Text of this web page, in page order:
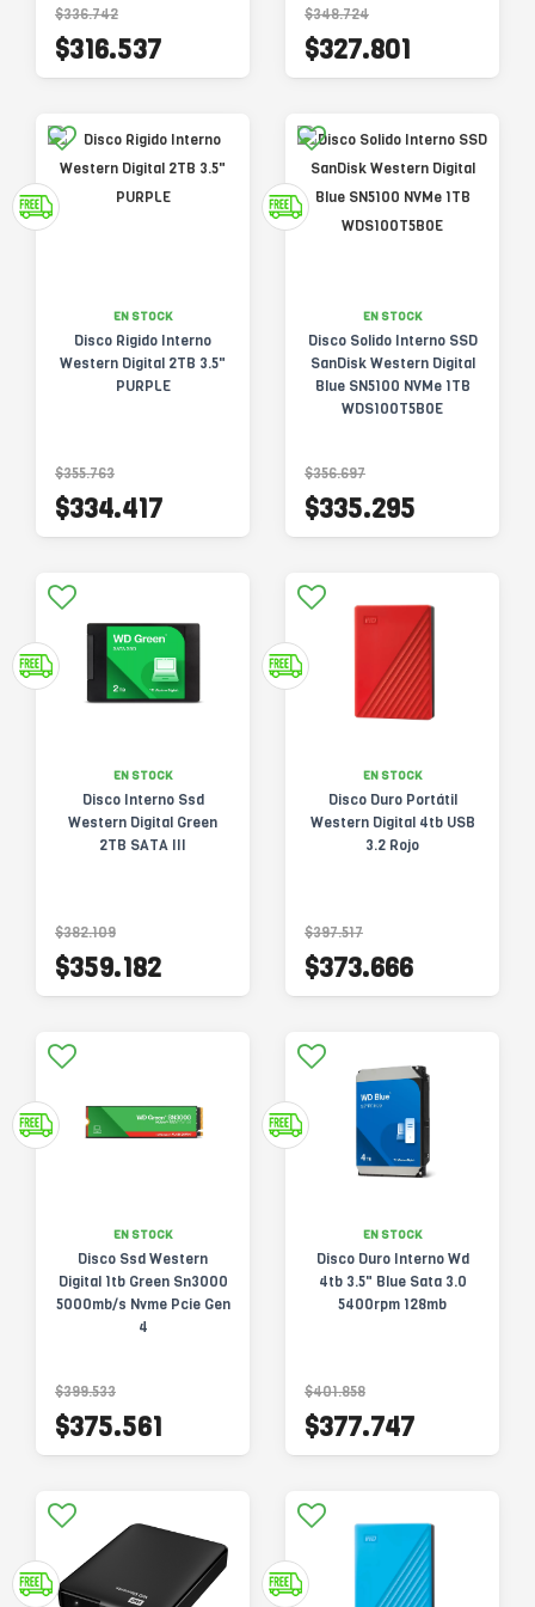
$336.742
$316.537
$348.724
$327.801
EN STOCK
Disco Rigido Interno
Western Digital 2TB 3.5"
PURPLE
$355.763
$334.417
EN STOCK
Disco Solido Interno SSD
SanDisk Western Digital
Blue SN5100 NVMe 1TB
WDS100T5B0E
$356.697
$335.295
EN STOCK
Disco Interno Ssd
Western Digital Green
2TB SATA III
$382.109
$359.182
EN STOCK
Disco Duro Portátil
Western Digital 4tb USB
3.2 Rojo
$397.517
$373.666
EN STOCK
Disco Ssd Western
Digital 1tb Green Sn3000
5000mb/s Nvme Pcie Gen
4
$399.533
$375.561
EN STOCK
Disco Duro Interno Wd
4tb 3.5" Blue Sata 3.0
5400rpm 128mb
$401.858
$377.747